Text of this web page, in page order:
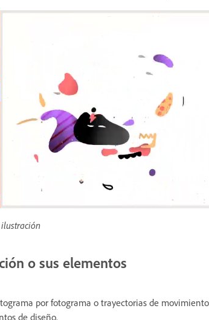
o sus elementos
por fotograma o trayectorias de
de diseño.